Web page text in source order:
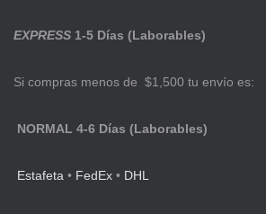
EXPRESS 1-5 Días (Laborables)
Si compras menos de $1,500 tu envío es:
NORMAL 4-6 Días (Laborables)
Estafeta • FedEx • DHL